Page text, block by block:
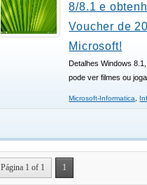
8/8.1 e
Voucher de
Microsoft!
Detalhes Windows
pode ver filmes ou
Microsoft-Informatica
Página 1 of 1 1